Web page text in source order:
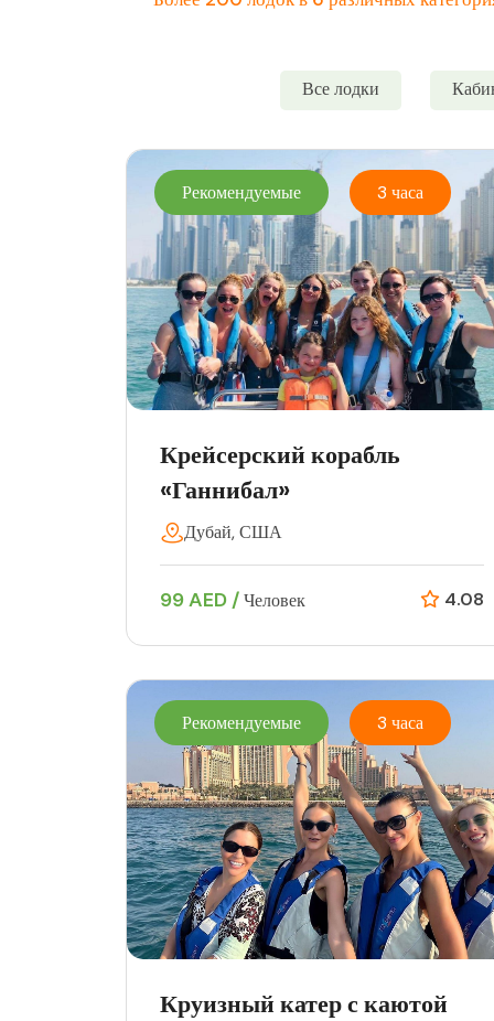
Все лодки
Рекомендуемые 3 часа
Крейсерский корабль
«Ганнибал»
Дубай, США
99 AED /Человек 4.08
Рекомендуемые 3 часа
Круизный катер с каютой